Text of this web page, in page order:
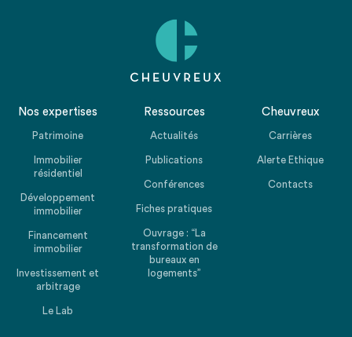
Nos expertises
Patrimoine
Immobilier
résidentiel
Développement
immobilier
Financement
immobilier
Investissement et
arbitrage
Le Lab
Ressources
Actualités
Publications
Conférences
Fiches pratiques
Ouvrage : “La
transformation de
bureaux en
logements”
Cheuvreux
Carrières
Alerte Ethique
Contacts